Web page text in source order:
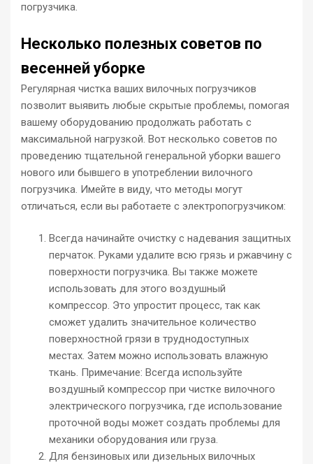
погрузчика.
Несколько полезных советов по
весенней уборке
Регулярная чистка ваших вилочных погрузчиков
позволит выявить любые скрытые проблемы, помогая
вашему оборудованию продолжать работать с
максимальной нагрузкой. Вот несколько советов по
проведению тщательной генеральной уборки вашего
нового или бывшего в употреблении вилочного
погрузчика. Имейте в виду, что методы могут
отличаться, если вы работаете с электропогрузчиком:
Всегда начинайте очистку с надевания защитных
перчаток. Руками удалите всю грязь и ржавчину с
поверхности погрузчика. Вы также можете
использовать для этого воздушный
компрессор. Это упростит процесс, так как
сможет удалить значительное количество
поверхностной грязи в труднодоступных
местах. Затем можно использовать влажную
ткань. Примечание: Всегда используйте
воздушный компрессор при чистке вилочного
электрического погрузчика, где использование
проточной воды может создать проблемы для
механики оборудования или груза.
Для бензиновых или дизельных вилочных